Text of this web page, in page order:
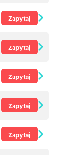
Zapytaj
Zapytaj
Zapytaj
Zapytaj
Zapytaj